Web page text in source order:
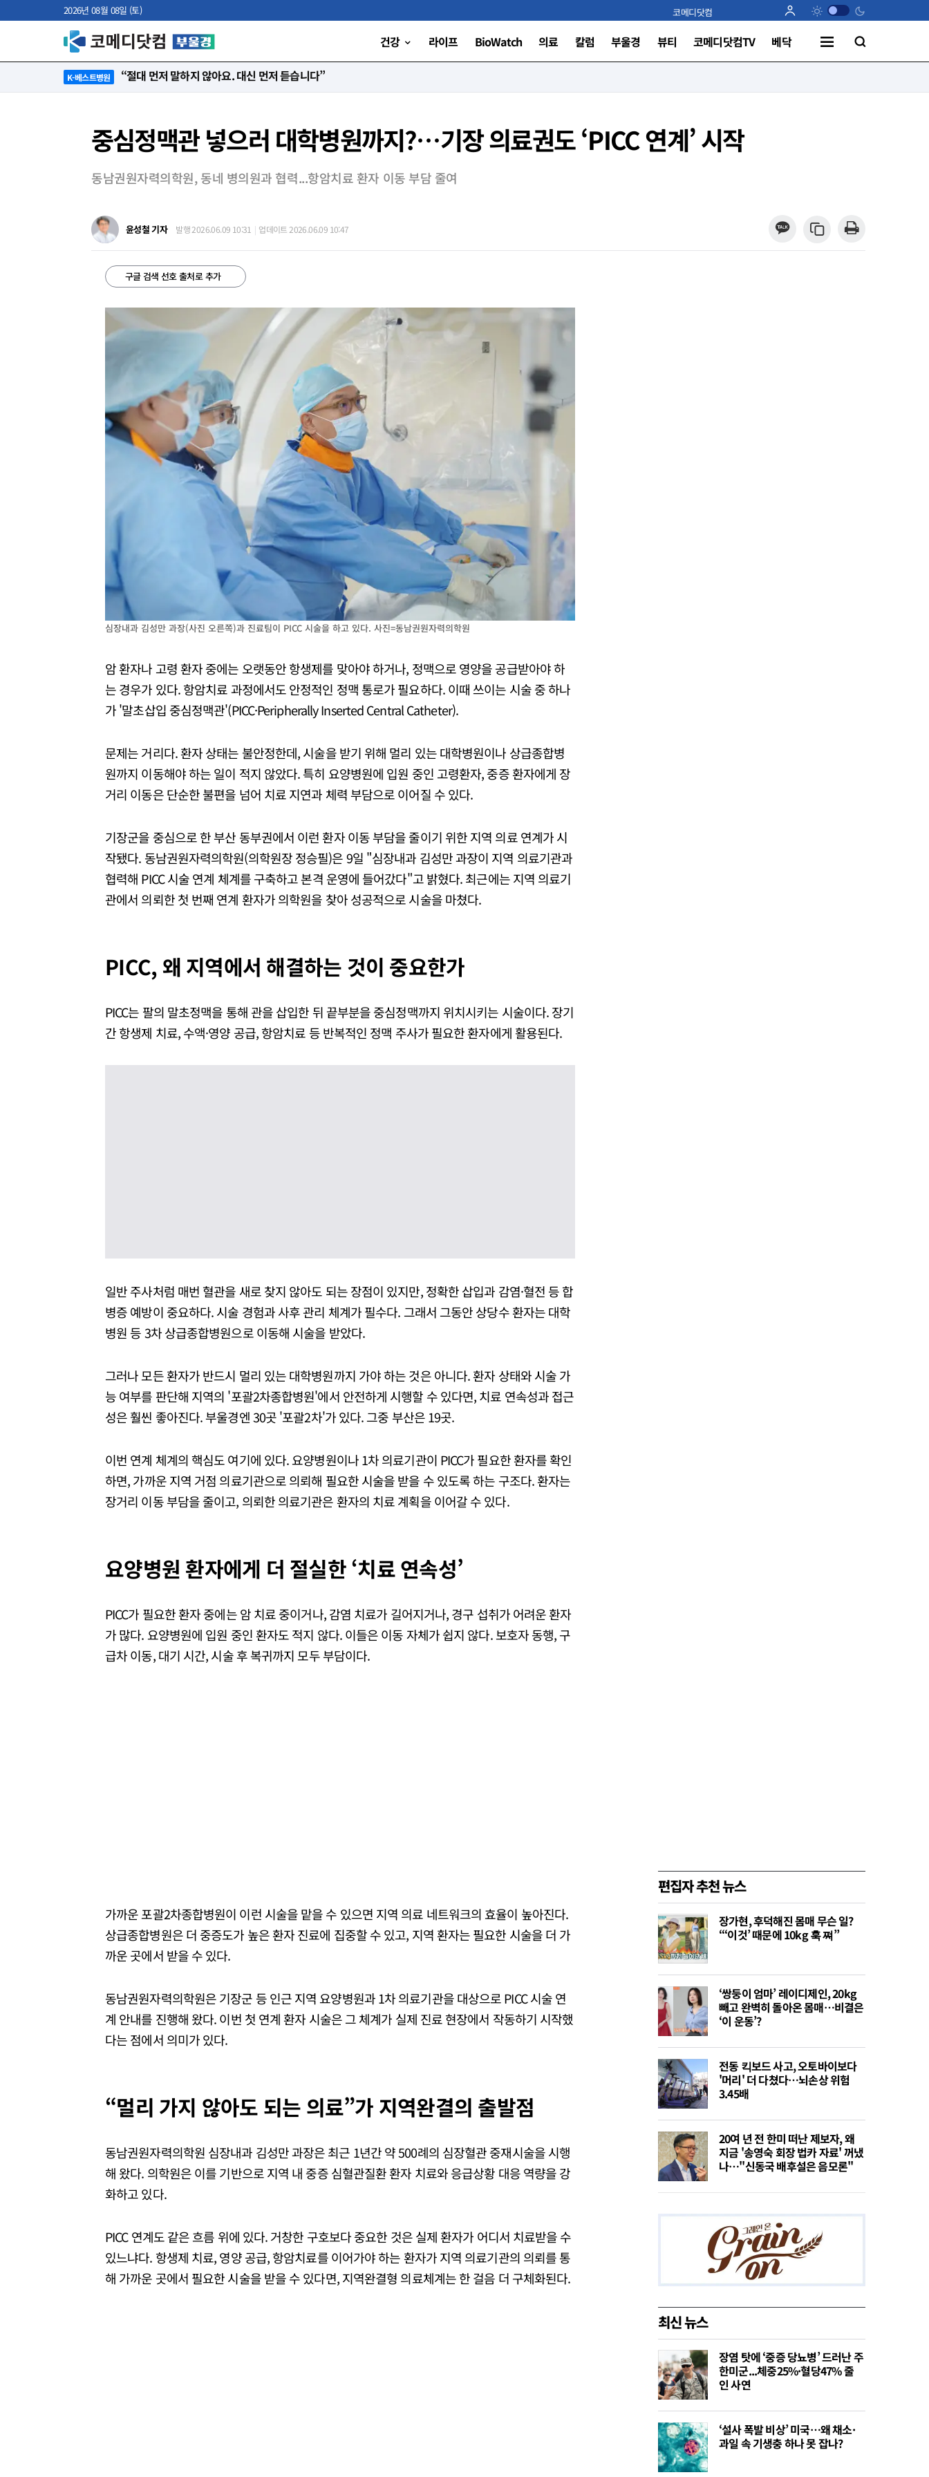
2026년 08월 08일 (토) 코메디닷컴
건강 라이프 BioWatch 의료 칼럼 부울경 뷰티 코메디닷컴TV 베닥
K-베스트병원 “절대 먼저 말하지 않아요. 대신 먼저 듣습니다”
중심정맥관 넣으러 대학병원까지?…기장 의료권도 ‘PICC 연계’ 시작
동남권원자력의학원, 동네 병의원과 협력...항암치료 환자 이동 부담 줄여
윤성철 기자 발행 2026.06.09 10:31 업데이트 2026.06.09 10:47
구글 검색 선호 출처로 추가
심장내과 김성만 과장(사진 오른쪽)과 진료팀이 PICC 시술을 하고 있다. 사진=동남권원자력의학원
암 환자나 고령 환자 중에는 오랫동안 항생제를 맞아야 하거나, 정맥으로 영양을 공급받아야 하
는 경우가 있다. 항암치료 과정에서도 안정적인 정맥 통로가 필요하다. 이때 쓰이는 시술 중 하나
가 '말초삽입 중심정맥관'(PICC·Peripherally Inserted Central Catheter).
문제는 거리다. 환자 상태는 불안정한데, 시술을 받기 위해 멀리 있는 대학병원이나 상급종합병
원까지 이동해야 하는 일이 적지 않았다. 특히 요양병원에 입원 중인 고령환자, 중증 환자에게 장
거리 이동은 단순한 불편을 넘어 치료 지연과 체력 부담으로 이어질 수 있다.
기장군을 중심으로 한 부산 동부권에서 이런 환자 이동 부담을 줄이기 위한 지역 의료 연계가 시
작됐다. 동남권원자력의학원(의학원장 정승필)은 9일 "심장내과 김성만 과장이 지역 의료기관과
협력해 PICC 시술 연계 체계를 구축하고 본격 운영에 들어갔다"고 밝혔다. 최근에는 지역 의료기
관에서 의뢰한 첫 번째 연계 환자가 의학원을 찾아 성공적으로 시술을 마쳤다.
PICC, 왜 지역에서 해결하는 것이 중요한가
PICC는 팔의 말초정맥을 통해 관을 삽입한 뒤 끝부분을 중심정맥까지 위치시키는 시술이다. 장기
간 항생제 치료, 수액·영양 공급, 항암치료 등 반복적인 정맥 주사가 필요한 환자에게 활용된다.
일반 주사처럼 매번 혈관을 새로 찾지 않아도 되는 장점이 있지만, 정확한 삽입과 감염·혈전 등 합
병증 예방이 중요하다. 시술 경험과 사후 관리 체계가 필수다. 그래서 그동안 상당수 환자는 대학
병원 등 3차 상급종합병원으로 이동해 시술을 받았다.
그러나 모든 환자가 반드시 멀리 있는 대학병원까지 가야 하는 것은 아니다. 환자 상태와 시술 가
능 여부를 판단해 지역의 '포괄2차종합병원'에서 안전하게 시행할 수 있다면, 치료 연속성과 접근
성은 훨씬 좋아진다. 부울경엔 30곳 '포괄2차'가 있다. 그중 부산은 19곳.
이번 연계 체계의 핵심도 여기에 있다. 요양병원이나 1차 의료기관이 PICC가 필요한 환자를 확인
하면, 가까운 지역 거점 의료기관으로 의뢰해 필요한 시술을 받을 수 있도록 하는 구조다. 환자는
장거리 이동 부담을 줄이고, 의뢰한 의료기관은 환자의 치료 계획을 이어갈 수 있다.
요양병원 환자에게 더 절실한 ‘치료 연속성’
PICC가 필요한 환자 중에는 암 치료 중이거나, 감염 치료가 길어지거나, 경구 섭취가 어려운 환자
가 많다. 요양병원에 입원 중인 환자도 적지 않다. 이들은 이동 자체가 쉽지 않다. 보호자 동행, 구
급차 이동, 대기 시간, 시술 후 복귀까지 모두 부담이다.
가까운 포괄2차종합병원이 이런 시술을 맡을 수 있으면 지역 의료 네트워크의 효율이 높아진다.
상급종합병원은 더 중증도가 높은 환자 진료에 집중할 수 있고, 지역 환자는 필요한 시술을 더 가
까운 곳에서 받을 수 있다.
동남권원자력의학원은 기장군 등 인근 지역 요양병원과 1차 의료기관을 대상으로 PICC 시술 연
계 안내를 진행해 왔다. 이번 첫 연계 환자 시술은 그 체계가 실제 진료 현장에서 작동하기 시작했
다는 점에서 의미가 있다.
“멀리 가지 않아도 되는 의료”가 지역완결의 출발점
동남권원자력의학원 심장내과 김성만 과장은 최근 1년간 약 500례의 심장혈관 중재시술을 시행
해 왔다. 의학원은 이를 기반으로 지역 내 중증 심혈관질환 환자 치료와 응급상황 대응 역량을 강
화하고 있다.
PICC 연계도 같은 흐름 위에 있다. 거창한 구호보다 중요한 것은 실제 환자가 어디서 치료받을 수
있느냐다. 항생제 치료, 영양 공급, 항암치료를 이어가야 하는 환자가 지역 의료기관의 의뢰를 통
해 가까운 곳에서 필요한 시술을 받을 수 있다면, 지역완결형 의료체계는 한 걸음 더 구체화된다.
편집자 추천 뉴스
장가현, 후덕해진 몸매 무슨 일?
“‘이것’ 때문에 10kg 훅 쪄”
‘쌍둥이 엄마’ 레이디제인, 20kg
빼고 완벽히 돌아온 몸매…비결은
‘이 운동’?
전동 킥보드 사고, 오토바이보다
'머리' 더 다쳤다…뇌손상 위험
3.45배
20여 년 전 한미 떠난 제보자, 왜
지금 '송영숙 회장 법카 자료' 꺼냈
나…"신동국 배후설은 음모론"
최신 뉴스
장염 탓에 ‘중증 당뇨병’ 드러난 주
한미군...체중25%·혈당47% 줄
인 사연
‘설사 폭발 비상’ 미국…왜 채소·
과일 속 기생충 하나 못 잡나?